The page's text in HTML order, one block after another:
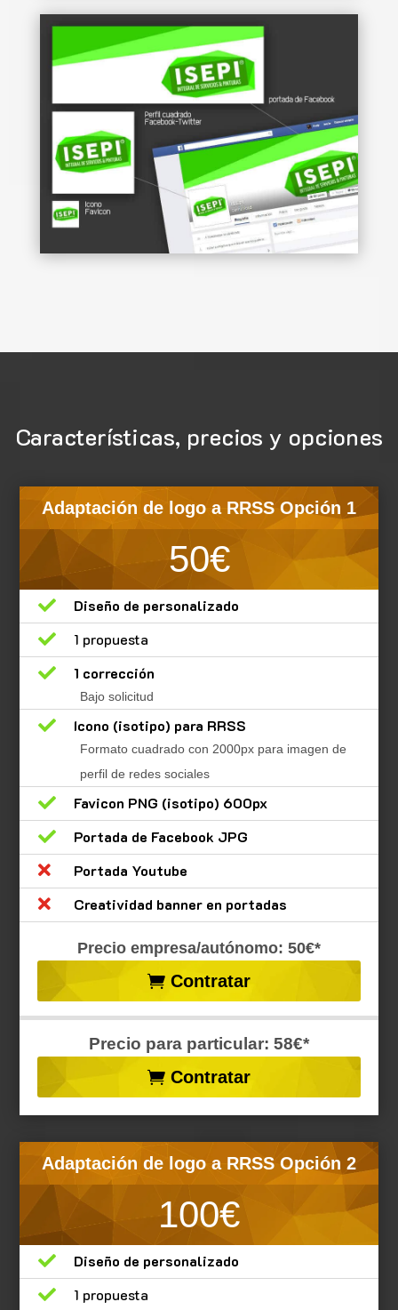
Características, precios y opciones
Adaptación de logo a RRSS Opción 1
50€

Diseño de personalizado

1 propuesta

1 corrección
Bajo solicitud
 Icono (isotipo) para RRSS
Formato cuadrado con 2000px para imagen de
perfil de redes sociales

Favicon PNG (isotipo) 600px

Portada de Facebook JPG

Portada Youtube

Creatividad banner en portadas
Precio empresa/autónomo: 50€*
Contratar
Precio para particular: 58€*
Contratar
Adaptación de logo a RRSS Opción 2
100€

Diseño de personalizado

1 propuesta